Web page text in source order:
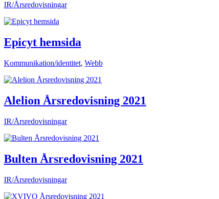
IR/Årsredovisningar
Epicyt hemsida
Kommunikation/identitet, Webb
Alelion Årsredovisning 2021
IR/Årsredovisningar
Bulten Årsredovisning 2021
IR/Årsredovisningar